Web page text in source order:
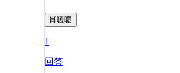
肖暖暖
1
回答